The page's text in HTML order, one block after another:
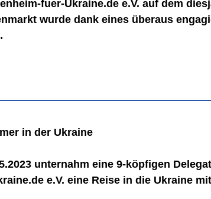
fuer-Ukraine.de e.V. auf dem
wurde dank eines überaus
in der Ukraine
unternahm eine 9-köpfigen
e.V. eine Reise in die Ukraine